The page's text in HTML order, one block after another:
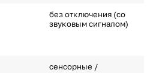
без отключения (со
звуковым сигналом)
сенсорные /